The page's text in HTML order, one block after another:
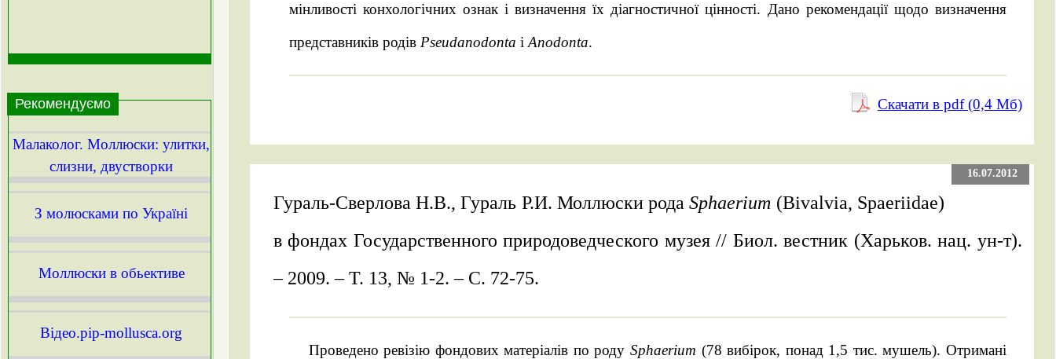
Рекомендуємо
Малаколог. Моллюски: улитки,
слизни, двустворки
З молюсками по Україні
Моллюски в обьективе
Вiдео.pip-mollusca.org
мінливості конхологічних ознак і визначення їх діагностичної цінності. Дано рекомендації щодо визначення
представників родів Pseudanodonta i Anodonta.
Скачати в pdf (0,4 Mб)
16.07.2012
Гураль-Сверлова Н.В., Гураль Р.И. Моллюски родаSphaerium (Bivalvia, Spaeriidae)
в фондах Государственного природоведческого музея // Биол. вестник (Харьков. нац. ун-т).
– 2009. – Т. 13, № 1-2. – С. 72-75.
Проведено ревізію фондових матеріалів по родуSphaerium (78 вибірок, понад 1,5 тис. мушель). Отримані